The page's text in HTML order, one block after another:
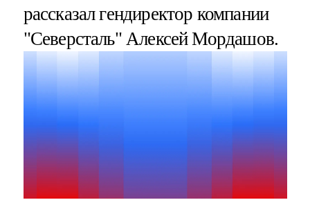
рассказал гендиректор компании
"Северсталь" Алексей Мордашов.